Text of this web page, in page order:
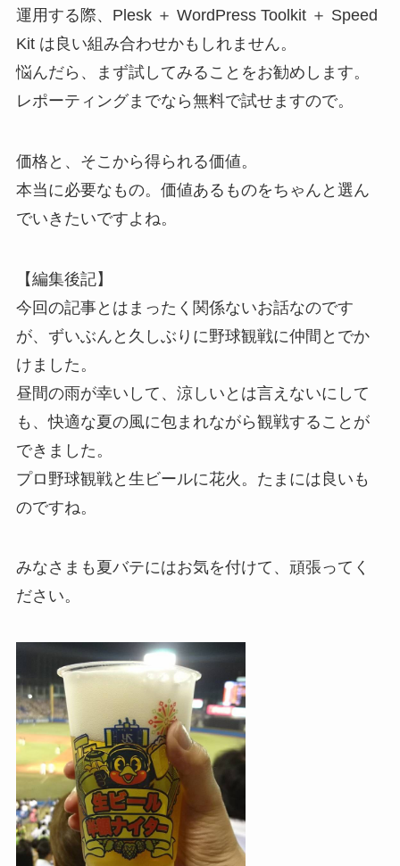
運用する際、Plesk ＋ WordPress Toolkit ＋ Speed
Kit は良い組み合わせかもしれません。
悩んだら、まず試してみることをお勧めします。
レポーティングまでなら無料で試せますので。
価格と、そこから得られる価値。
本当に必要なもの。価値あるものをちゃんと選ん
でいきたいですよね。
【編集後記】
今回の記事とはまったく関係ないお話なのです
が、ずいぶんと久しぶりに野球観戦に仲間とでか
けました。
昼間の雨が幸いして、涼しいとは言えないにして
も、快適な夏の風に包まれながら観戦することが
できました。
プロ野球観戦と生ビールに花火。たまには良いも
のですね。
みなさまも夏バテにはお気を付けて、頑張ってく
ださい。